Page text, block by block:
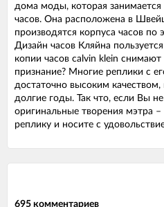
дома моды, которая
часов. Она расположена в
производятся корпуса часов по
Дизайн часов Кляйна
копии часов calvin klein
признание? Многие реплики с
достаточно высоким
долгие годы. Так что, если Вы
оригинальные творения мэтра
реплику и носите с
695 комментариев